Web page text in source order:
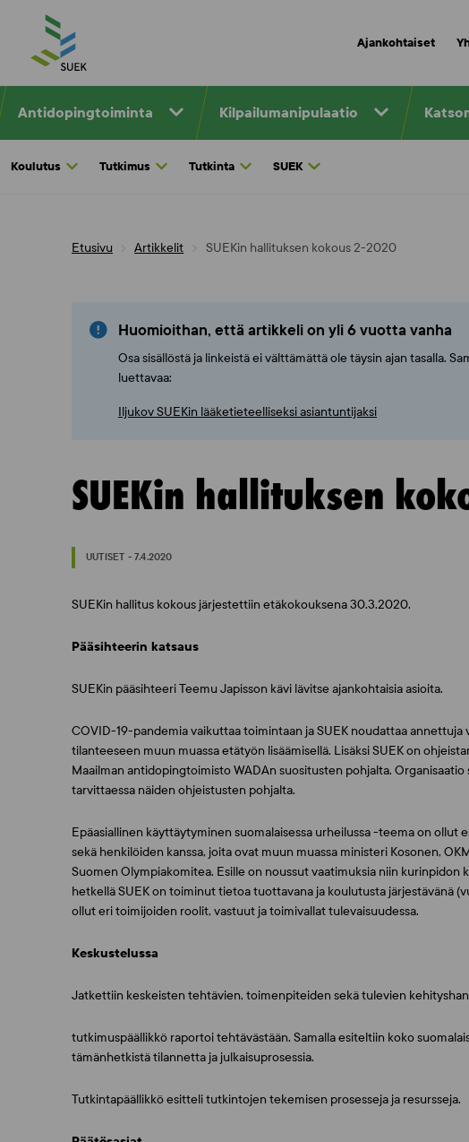
content
Ajankohtaiset
Antidopingtoiminta Kilpailumanipulaatio
Koulutus Tutkimus Tutkinta SUEK
Etusivu Artikkelit SUEKin hallituksen kokous 2-2020
Huomioithan, että artikkeli on yli 6 vuotta vanha
Osa sisällöstä ja linkeistä ei välttämättä ole täysin ajan tasalla.
luettavaa:
Iljukov SUEKin lääketieteelliseksi asiantuntijaksi
SUEKin hallituksen
UUTISET - 7.4.2020
SUEKin hallitus kokous järjestettiin etäkokouksena 30.3.2020.
Pääsihteerin katsaus
SUEKin pääsihteeriTeemu Japisson kävi lävitse ajankohtaisia asioita.
COVID-19-pandemia vaikuttaa toimintaan ja SUEK noudattaa
tilanteeseen muun muassa etätyön lisäämisellä. Lisäksi SUEK on
Maailman antidopingtoimisto WADAn suositusten pohjalta.
tarvittaessa näiden ohjeistusten pohjalta.
Epäasiallinen käyttäytyminen suomalaisessa urheilussa -teema on ollut
sekä henkilöiden kanssa, joita ovat muun muassa ministeri Kosonen,
Suomen Olympiakomitea. Esille on noussut vaatimuksia niin kurinpidon
hetkellä SUEK on toiminut tietoa tuottavana ja koulutusta järjestävänä
ollut eri toimijoiden roolit, vastuut ja toimivallat tulevaisuudessa.
Keskustelussa
Jatkettiin keskeisten tehtävien, toimenpiteiden sekä tulevien
tutkimuspäällikkö raportoi tehtävästään. Samalla esiteltiin koko
tämänhetkistä tilannetta ja julkaisuprosessia.
Tutkintapäällikkö esitteli tutkintojen tekemisen prosesseja ja resursseja.